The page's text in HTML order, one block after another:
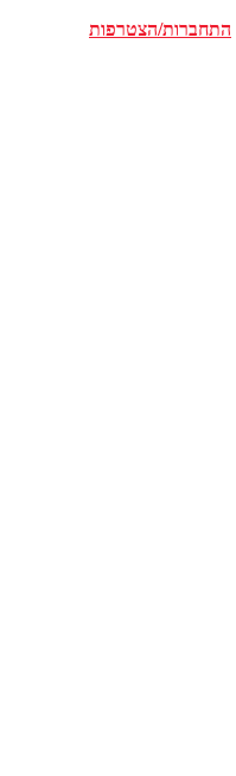
התחברות/הצטרפות